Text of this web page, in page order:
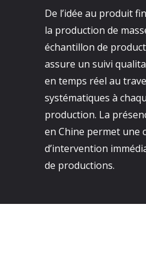
De l’idée au produit
la production de
échantillon de
assure un suivi
en temps réel au
systématiques à
production. La
en Chine permet une
d’intervention
de productions.